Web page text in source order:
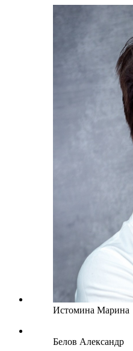
Истомина Марина
Белов Александр